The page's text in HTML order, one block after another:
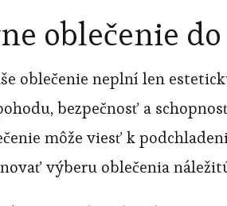
oblečenie
oblečenie neplní len
bezpečnosť a
môže viesť k
výberu oblečenia